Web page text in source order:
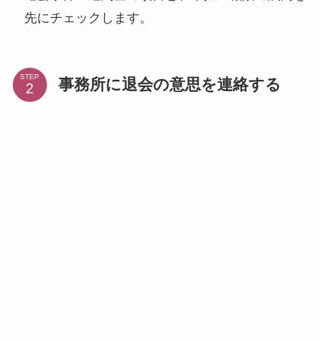
先にチェックします。
STEP 事務所に退会の意思を連絡する